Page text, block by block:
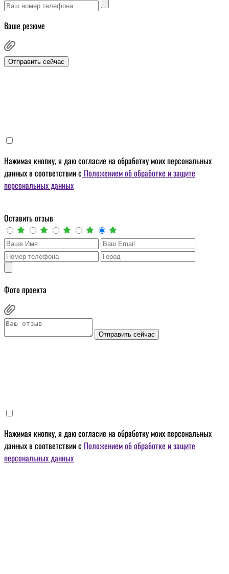
Ваше резюме
Отправить сейчас
Нажимая кнопку, я даюсогласие на обработку моих персональных
данныхв соответствии с Положением об обработке и защите
персональных данных
Оставить отзыв
Фото проекта
Отправить сейчас
Нажимая кнопку, я даюсогласие на обработку моих персональных
данныхв соответствии с Положением об обработке и защите
персональных данных